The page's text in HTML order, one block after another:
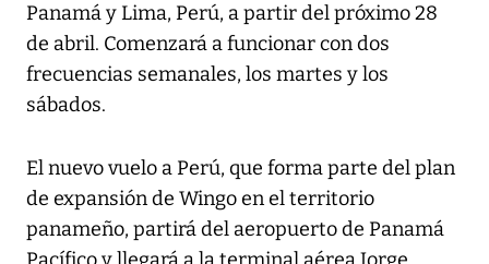
Panamá y Lima, Perú, a partir del próximo 28
de abril. Comenzará a funcionar con dos
frecuencias semanales, los martes y los
sábados.
El nuevo vuelo a Perú, que forma parte del plan
de expansión de Wingo en el territorio
panameño, partirá del aeropuerto de Panamá